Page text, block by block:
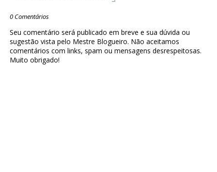
0 Comentários
Seu comentário será publicado em breve e sua dúvida ou
sugestão vista pelo Mestre Blogueiro. Não aceitamos
comentários com links, spam ou mensagens desrespeitosas.
Muito obrigado!